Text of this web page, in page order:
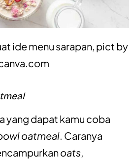
ide menu sarapan, pict by
yang dapat kamu coba
oatmeal. Caranya
oats,